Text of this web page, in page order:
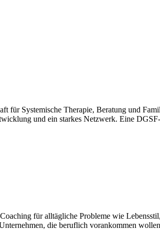
für Systemische Therapie, Beratung und
und ein starkes Netzwerk. Eine
für alltägliche Probleme wie
die beruflich vorankommen